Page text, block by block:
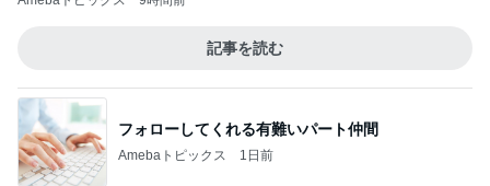
記事を読む
フォローしてくれる有難いパート仲間
Amebaトピックス 1日前